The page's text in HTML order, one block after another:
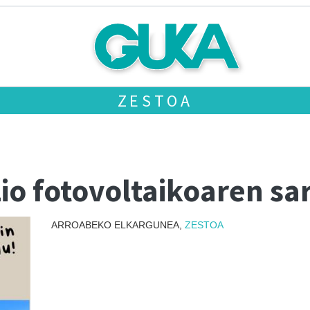
ZESTOA
fotovoltaikoaren
ARROABEKO ELKARGUNEA, ZESTOA